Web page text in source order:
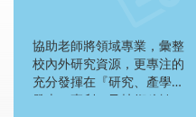
協助老師將領域專業，彙整
校內外研究資源，更專注的
充分發揮在『研究、產學、
發表、專利、及技術移轉』